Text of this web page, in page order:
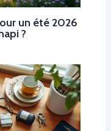
un été 2026
?